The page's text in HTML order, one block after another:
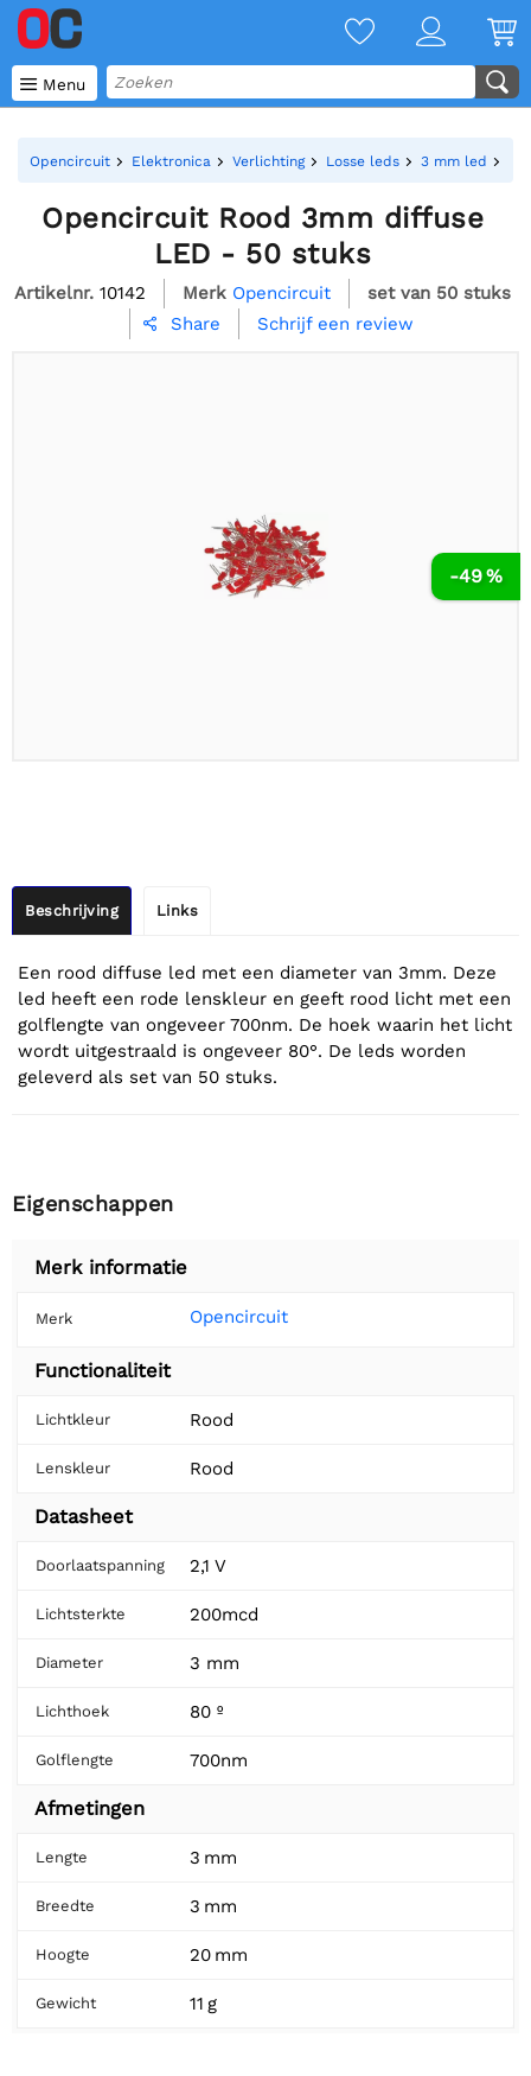
 Menu
Opencircuit Elektronica Verlichting Losse leds 3 mm led
Opencircuit Rood 3mm diffuse
LED - 50 stuks
Artikelnr. 10142 Merk Opencircuit set van 50 stuks
 Share Schrijf een review
-49 %
Beschrijving Links
Een rood diffuse led met een diameter van 3mm. Deze
led heeft een rode lenskleur en geeft rood licht met een
golflengte van ongeveer 700nm. De hoek waarin het licht
wordt uitgestraald is ongeveer 80°. De leds worden
geleverd als set van 50 stuks.
Eigenschappen
Merk informatie
Merk Opencircuit
Functionaliteit
Lichtkleur Rood
Lenskleur Rood
Datasheet
Doorlaatspanning 2,1 V
Lichtsterkte 200mcd
Diameter 3 mm
Lichthoek 80 º
Golflengte 700nm
Afmetingen
Lengte 3 mm
Breedte 3 mm
Hoogte 20 mm
Gewicht 11 g